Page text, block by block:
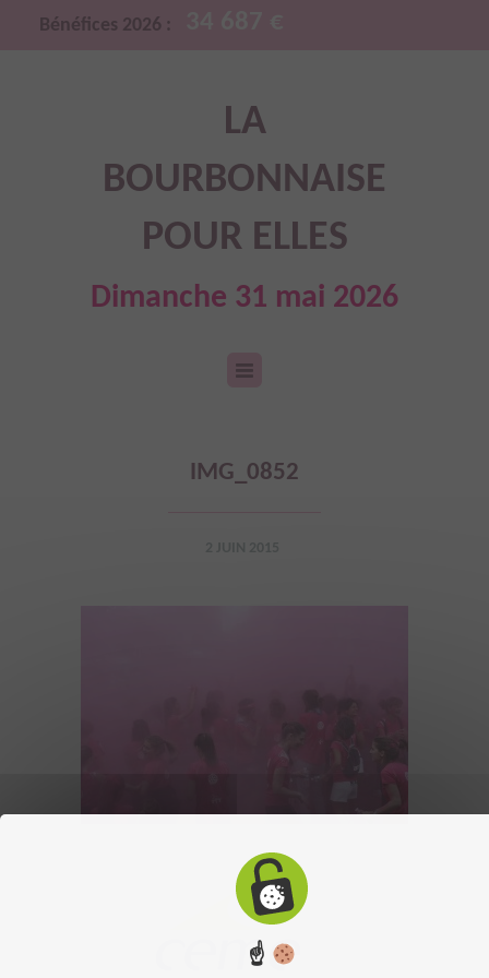
Bénéfices 2026 :
LA
BOURBONNAISE
POUR ELLES
Dimanche 31 mai 2026
IMG_0852
☝